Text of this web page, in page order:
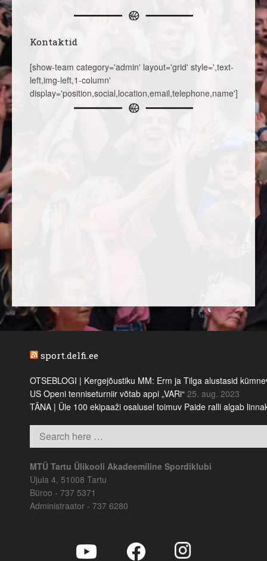
Kontaktid
[show-team category='admin' layout='grid' style=',text-
left,img-left,1-column'
display='position,social,location,email,telephone,name']
sport.delfi.ee
OTSEBLOGI | Kergejõustiku MM: Erm ja Tilga alustasid
US Openi tenniseturniir võtab appi „VARi“ 25. aug. 2023
TÄNA | Üle 100 ekipaaži osalusel toimuv Paide ralli algab
MTÜ Tartu Ülikooli Akadeemiline Spordiklubi
Ujula 4, 51008 Tartu
Büroo - 737 5371
Administraator - 737 6280